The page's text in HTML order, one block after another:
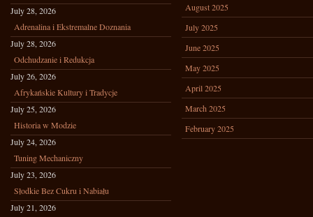
July 28, 2026
Adrenalina i Ekstremalne Doznania
July 28, 2026
Odchudzanie i Redukcja
July 26, 2026
Afrykańskie Kultury i Tradycje
July 25, 2026
Historia w Modzie
July 24, 2026
Tuning Mechaniczny
July 23, 2026
Słodkie Bez Cukru i Nabiału
July 21, 2026
August 2025
July 2025
June 2025
May 2025
April 2025
March 2025
February 2025